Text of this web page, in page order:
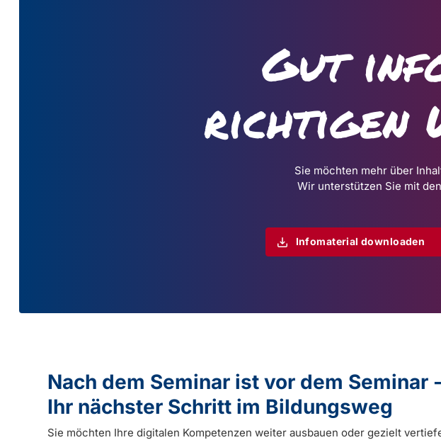
Gut
richtigen
Sie möchten mehr über
Wir unterstützen Sie mit
Infomaterial downloaden
Nach dem Seminar ist vor dem Seminar -
Ihr nächster Schritt im Bildungsweg
Sie möchten Ihre digitalen Kompetenzen weiter ausbauen oder gezielt